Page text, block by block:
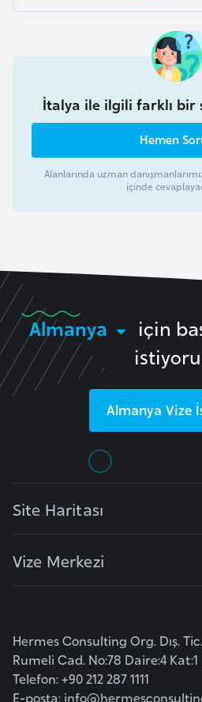
İtalya ile ilgili farklı bir
Hemen
Alanlarında uzman
içinde
Almanya
için
Almanya Vize
Site Haritası
Vize Merkezi
Hermes Consulting Org. Dış.
Rumeli Cad. No:78 Daire:4
Telefon: +90 212 287 1111
E-posta:
r
C
C
b
i
n
D
m
a
r